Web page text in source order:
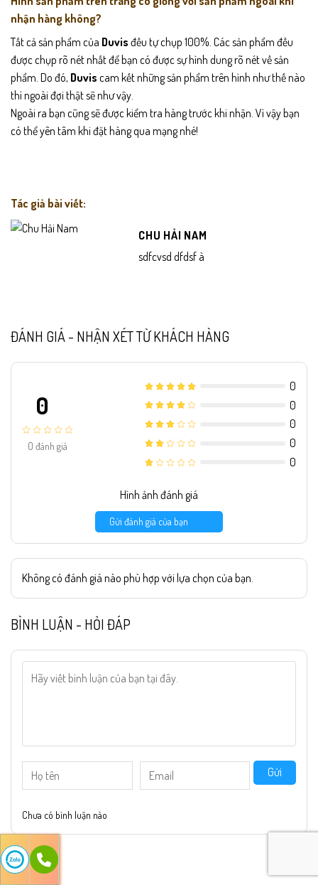
nhận hàng không?
Tất cả sản phẩm của Duvis đều tự chụp 100%. Các sản phẩm đều
được chụp rõ nét nhất để bạn có được sự hình dung rõ nét về sản
phẩm. Do đó, Duvis cam kết những sản phẩm trên hình như thế nào
thì ngoài đợi thật sẽ như vậy.
Ngoài ra bạn cũng sẽ được kiểm tra hàng trước khi nhận. Vì vậy bạn
có thể yên tâm khi đặt hàng qua mạng nhé!
Tác giả bài viết:
CHU HẢI NAM
sdfcvsd dfdsf à
ĐÁNH GIÁ - NHẬN XÉT TỪ KHÁCH HÀNG
0
0 đánh giá
0
0
0
0
0
Hình ảnh đánh giá
Gửi đánh giá của bạn
Không có đánh giá nào phù hợp với lựa chọn của bạn.
BÌNH LUẬN - HỎI ĐÁP
Gửi
Chưa có bình luận nào